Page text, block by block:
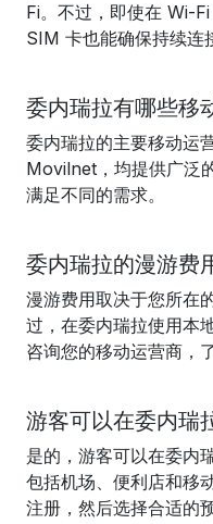
Fi。不过，即使在 Wi-
SIM 卡也能确保持续连
委内瑞拉有哪些移
委内瑞拉的主要移动运
Movilnet，均提供广泛
满足不同的需求。
委内瑞拉的漫游费
漫游费用取决于您所在
过，在委内瑞拉使用本
咨询您的移动运营商，
游客可以在委内瑞
是的，游客可以在委内
包括机场、便利店和移
注册，然后选择合适的